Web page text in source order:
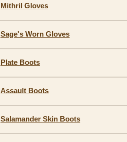
Mithril Gloves
Sage's Worn Gloves
Plate Boots
Assault Boots
Salamander Skin Boots